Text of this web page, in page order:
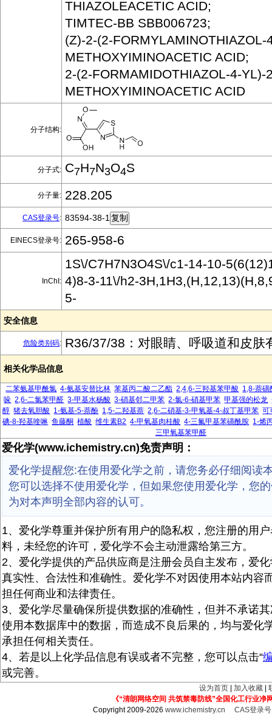
THIAZOLEACETIC ACID;
TIMTEC-BB SBB006723;
(Z)-2-(2-FORMYLAMINOTHIAZOL-
METHOXYIMINOACETIC ACID;
2-(2-FORMAMIDOTHIAZOL-4-YL)-
METHOXYIMINOACETIC ACID
分子结构:
分子式: C7H7N3O4S
分子量: 228.205
CAS登录号: 83594-38-1
EINECS登录号: 265-958-6
InChI:
1S\/C7H7N3O4S\/c1-14-10-
4)8-3-11\/h2-
5-
安全信息
危险类别码: R36/37/38：对眼睛、呼吸道和皮肤
相关化学品信息
二苯氨基甲酰氯 4-氨基安替比林 苯基丙二酸二乙酯 2,4,6-三羟基苯甲酸 1,8-萘磺
哚 2,6-二氯苯甲醛 3-甲基水杨酸 3-硝基邻二甲苯 2-氯-6-硝基甲苯 甲基强的松龙
醇 猪去氧胆酸 1-氨基-5-萘酚 1,5-二羟基萘 2,6-二硝基-3-甲氧基-4-叔丁基甲苯 可
碘-8-羟基喹啉 鱼藤酮 植酸 维生素B2 4-甲氧基肉桂酸 4-三氟甲基苯磺酰胺 1-烯
三甲氧基苯甲醛
爱化学(www.ichemistry.cn)免责声明：
爱化学提醒您:在使用爱化学之前，请您务必仔细阅读
您可以选择不使用爱化学，但如果您使用爱化学，您
为对本声明全部内容的认可。
1、爱化学尊重并保护所有用户的隐私权，您注册的用
料，未经您的许可，爱化学不会主动泄露给第三方。
2、爱化学提供的产品供应商是注册会员自主发布，爱
真实性、合法性和准确性。爱化学不对因使用本站内容
担任何商业和法律责任。
3、爱化学尽量确保所提供数据的准确性，但并不承诺
使用本数据库中的数据，而造成不良后果的，均与爱化
承担任何相关责任。
4、若是以上化学品信息有误或者不完整，您可以点击“
或完善。
设为首页 加入收藏
《“清朗网络空间 共筑禁毒防线”全国化工行业净
Copyright 2009-2026www.ichemistry.cn CAS登录